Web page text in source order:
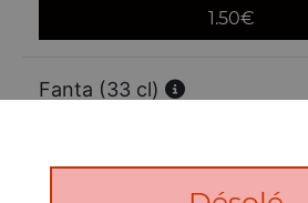
1.50€
Fanta (33 cl)